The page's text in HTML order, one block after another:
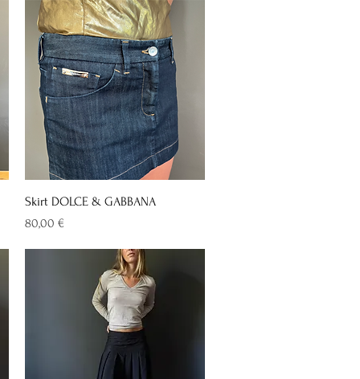
Vista rapida
Skirt DOLCE & GABBANA
Prezzo
80,00 €